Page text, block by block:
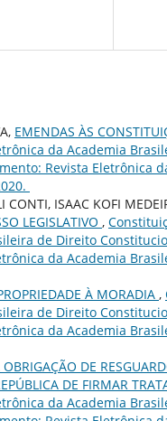
EMENDAS ÀS
da Academia
Revista Eletrônica
CONTI, ISAAC KOFI
LEGISLATIVO ,
de Direito
da Academia
À MORADIA ,
de Direito
da Academia
OBRIGAÇÃO DE
DE FIRMAR
da Academia